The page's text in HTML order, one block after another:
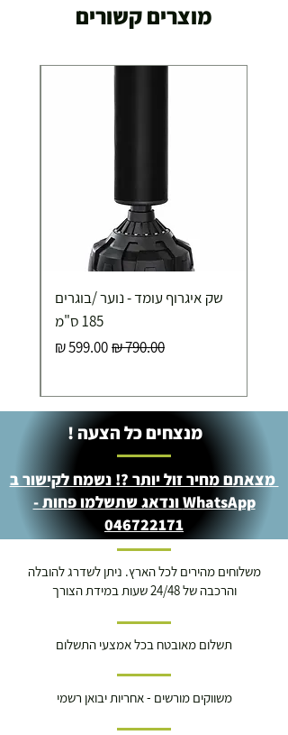
מוצרים קשורים
שק איגרוף עומד - נוער /בוגרים
185 ס"מ
מחיר רגילמחיר מבצע
מנצחים כל הצעה !
מצאתם מחיר זול יותר ?! נשמח לקישור ב
WhatsApp ונדאג שתשלמו פחות -
046722171
משלוחים מהירים לכל הארץ. ניתן לשדרג להובלה
והרכבה של 24/48 שעות במידת הצורך
תשלום מאובטח בכל אמצעי התשלום
משווקים מורשים - אחריות יבואן רשמי